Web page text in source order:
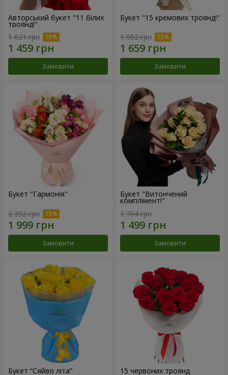
Авторський букет "11 білих
троянд!"
1 621 грн
Замовити
Букет "15 кремових троянд!"
1 952 грн
Замовити
Букет "Гармонія"
2 352 грн
Замовити
Букет "Витончений
комплімент!"
1 764 грн
Замовити
Букет “Сяйво літа” 15 червоних троянд